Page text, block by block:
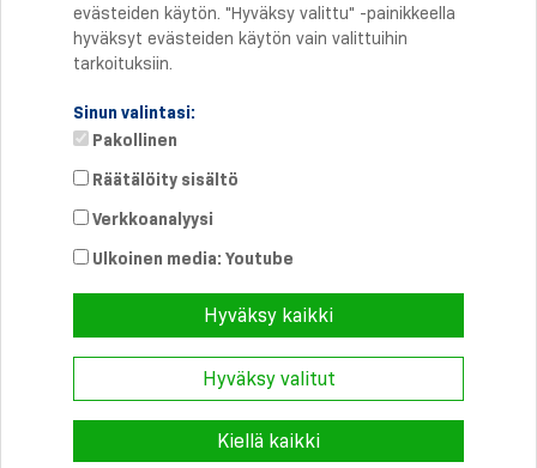
Suora yhteys
Puhelin: +358 46 8757704
© 2026 Schmersal Finland · Julkaisutiedot·
·
Tietosuoja
evästeiden käytön. "Hyväksy valittu" -painikkeella
hyväksyt evästeiden käytön vain valittuihin
tarkoituksiin.
Sinun valintasi:
Pakollinen
Räätälöity sisältö
Verkkoanalyysi
Ulkoinen media: Youtube
Hyväksy kaikki
Hyväksy valitut
Kiellä kaikki